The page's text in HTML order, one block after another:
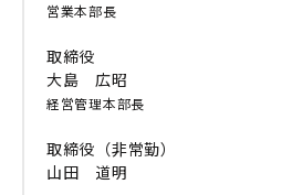
営業本部長
取締役
大島 広昭
経営管理本部長
取締役（非常勤）
山田 道明